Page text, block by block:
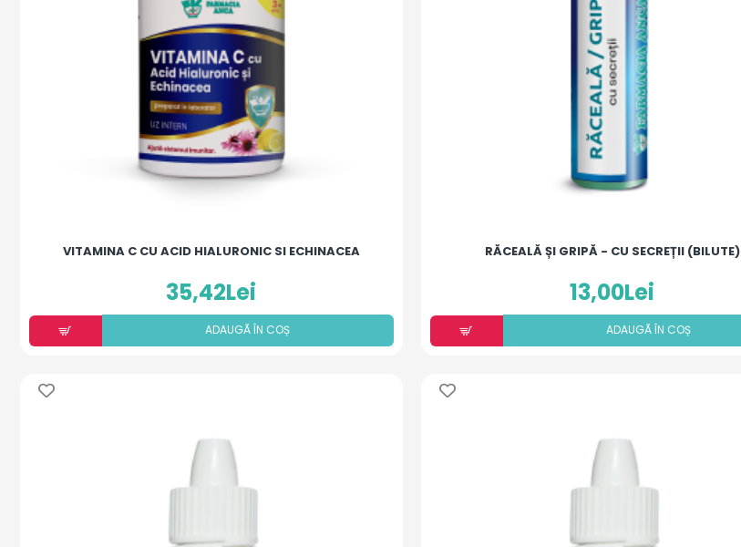
VITAMINA C CU ACID HIALURONIC SI ECHINACEA
35,42Lei
ADAUGÃ ÎN COȘ
RĂCEALĂ ȘI GRIPĂ - CU SECREȚII (BILUTE)
13,00Lei
ADAUGÃ ÎN COȘ